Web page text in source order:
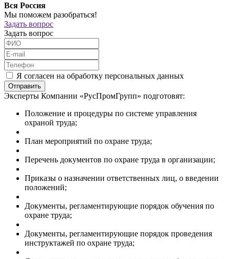
Вся Россия
Мы поможем разобраться!
Задать вопрос
Задать вопрос
Я согласен на обработку персональных данных
Отправить
Эксперты Компании «РусПромГрупп» подготовят:
Положение и процедуры по системе управления
охраной труда;
План мероприятий по охране труда;
Перечень документов по охране труда в организации;
Приказы о назначении ответственных лиц, о введении
положений;
Документы, регламентирующие порядок обучения по
охране труда;
Документы, регламентирующие порядок проведения
инструктажей по охране труда;